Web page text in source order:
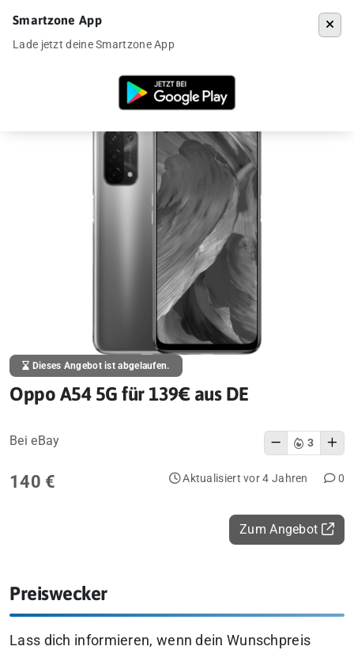
»Oppo A54 5G für 139€ aus DE
Dieses Angebot ist abgelaufen.
Oppo A54 5G für 139€ aus DE
Bei eBay 3
140 € Aktualisiert vor 4 Jahren 0
Zum Angebot
Preiswecker
Lass dich informieren, wenn dein Wunschpreis
Smartzone App
Lade jetzt deine Smartzone App